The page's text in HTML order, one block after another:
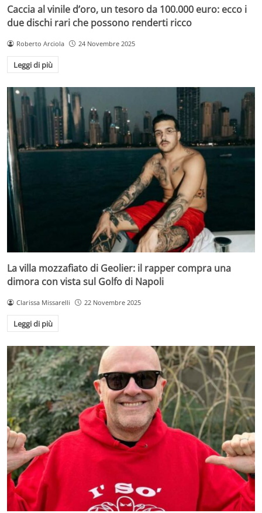
Caccia al vinile d’oro, un tesoro da 100.000 euro: ecco i
due dischi rari che possono renderti ricco
Roberto Arciola 24 Novembre 2025
Leggi di più
La villa mozzafiato di Geolier: il rapper compra una
dimora con vista sul Golfo di Napoli
Clarissa Missarelli 22 Novembre 2025
Leggi di più